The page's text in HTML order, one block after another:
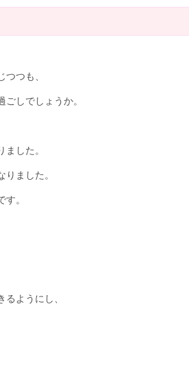
つも、
しでしょうか。
した。
ました。
。
ようにし、